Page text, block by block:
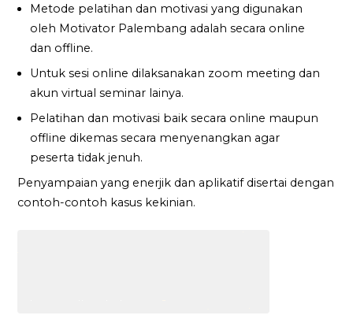
Metode pelatihan dan motivasi yang digunakan
oleh Motivator Palembang adalah secara online
dan offline.
Untuk sesi online dilaksanakan zoom meeting dan
akun virtual seminar lainya.
Pelatihan dan motivasi baik secara online maupun
offline dikemas secara menyenangkan agar
peserta tidak jenuh.
Penyampaian yang enerjik dan aplikatif disertai dengan
contoh-contoh kasus kekinian.